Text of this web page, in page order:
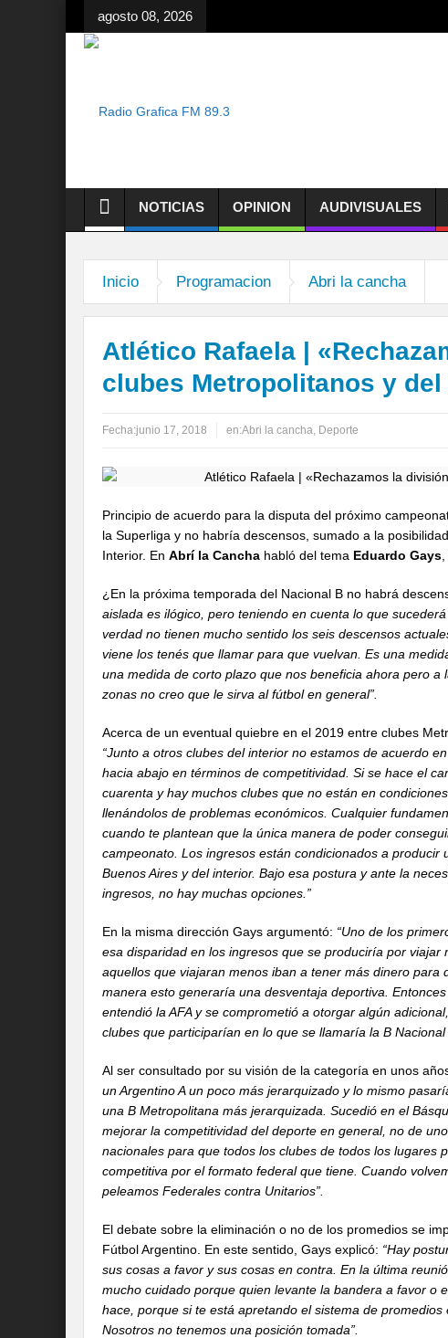
agosto 08, 2026
NOTICIAS OPINION AUDIVISUALES
Inicio Programacion Abri la cancha
Atlético Rafaela |
clubes Metropolitanos y
Fecha:junio 17, 2018 en:Abri la cancha, Deporte
Principio de acuerdo para la disputa del próximo
la Superliga y no habría descensos, sumado a la
Interior. En Abrí la Cancha habló del tema Eduardo Gays
¿En la próxima temporada del Nacional B no habrá
aislada es ilógico, pero teniendo en cuenta lo que
verdad no tienen mucho sentido los seis descensos
viene los tenés que llamar para que vuelvan. Es una
una medida de corto plazo que nos beneficia ahora pero
zonas no creo que le sirva al fútbol en general”.
Acerca de un eventual quiebre en el 2019 entre clubes
“Junto a otros clubes del interior no estamos de acuerdo
hacia abajo en términos de competitividad. Si se hace el
cuarenta y hay muchos clubes que no están en
llenándolos de problemas económicos. Cualquier
cuando te plantean que la única manera de poder
campeonato. Los ingresos están condicionados a
Buenos Aires y del interior. Bajo esa postura y ante la
ingresos, no hay muchas opciones.”
En la misma dirección Gays argumentó: “Uno de los
esa disparidad en los ingresos que se produciría por
aquellos que viajaran menos iban a tener más dinero
manera esto generaría una desventaja deportiva.
entendió la AFA y se comprometió a otorgar algún
clubes que participarían en lo que se llamaría la B Nacional
Al ser consultado por su visión de la categoría en unos
un Argentino A un poco más jerarquizado y lo mismo
una B Metropolitana más jerarquizada. Sucedió en el
mejorar la competitividad del deporte en general, no de
nacionales para que todos los clubes de todos los lugares
competitiva por el formato federal que tiene. Cuando
peleamos Federales contra Unitarios”.
El debate sobre la eliminación o no de los promedios se
Fútbol Argentino. En este sentido, Gays explicó: “Hay
sus cosas a favor y sus cosas en contra. En la última
mucho cuidado porque quien levante la bandera a favor o
hace, porque si te está apretando el sistema de
Nosotros no tenemos una posición tomada”.